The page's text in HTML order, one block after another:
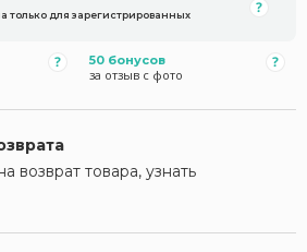
только для зарегистрированных
50 бонусов
за отзыв с фото
возврат товара, узнать